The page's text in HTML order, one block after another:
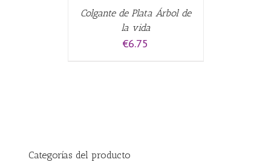
Colgante de Plata Árbol de
la vida
€6.75
Categorías del producto